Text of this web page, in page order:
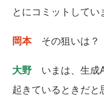
とにコミットしてい
岡本その狙いは？
大野 いまは、生成
起きているときだ